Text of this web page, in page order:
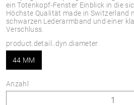
ein Totenkopf-Fenster Einblick in die
Höchste Qualität made in Switzerland
schwarzen Lederarmband und einer
Verschluss.
product.detail..dyn.diameter
44 MM
Anzahl